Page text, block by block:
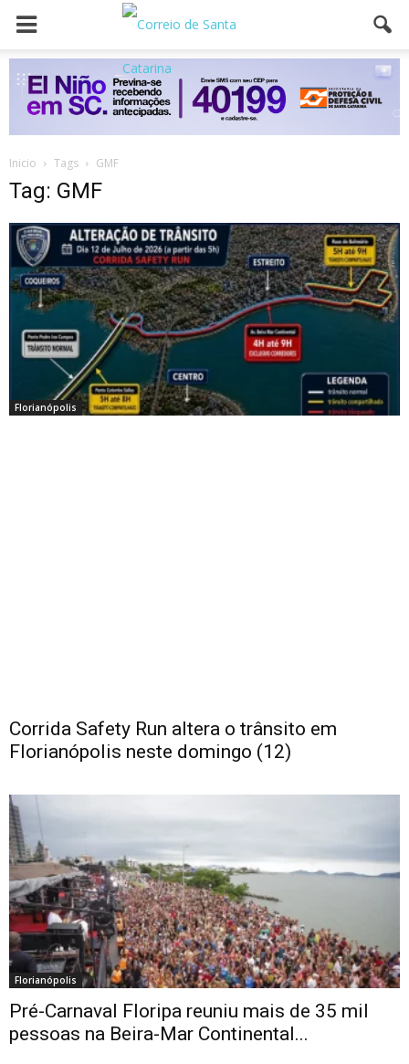
Inicio Tags GMF
Tag: GMF
Florianópolis
Corrida Safety Run altera o trânsito em
Florianópolis neste domingo (12)
Florianópolis
Pré-Carnaval Floripa reuniu mais de 35 mil
pessoas na Beira-Mar Continental...